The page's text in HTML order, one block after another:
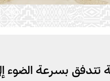
البيضاء
بسرعة الضوء